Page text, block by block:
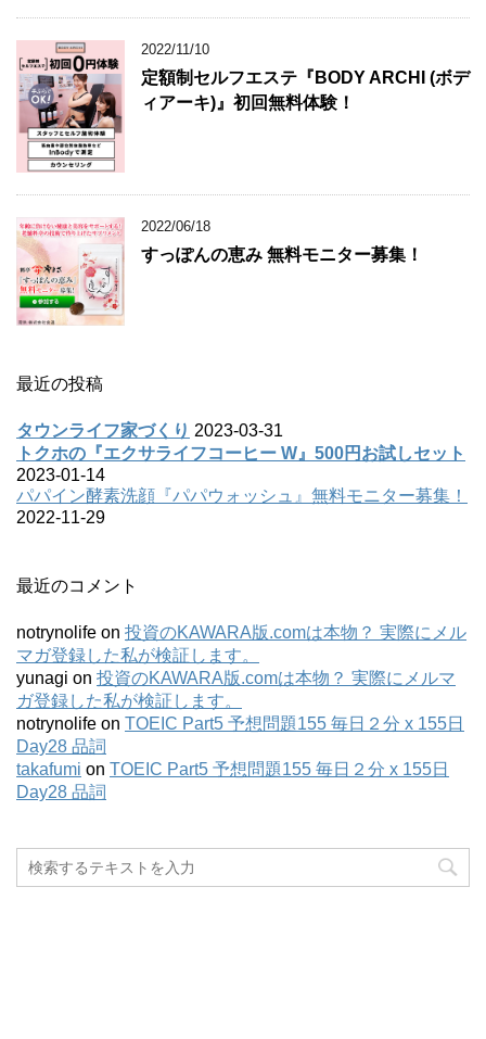
2022/11/10
定額制セルフエステ『BODY ARCHI (ボデ
ィアーキ)』初回無料体験！
2022/06/18
すっぽんの恵み 無料モニター募集！
最近の投稿
タウンライフ家づくり 2023-03-31
トクホの『エクサライフコーヒー W』500円お試しセット
2023-01-14
パパイン酵素洗顔『パパウォッシュ』無料モニター募集！
2022-11-29
最近のコメント
notrynolife on 投資のKAWARA版.comは本物？ 実際にメル
マガ登録した私が検証します。
yunagi on 投資のKAWARA版.comは本物？ 実際にメルマ
ガ登録した私が検証します。
notrynolife on TOEIC Part5 予想問題155 毎日２分 x 155日
Day28 品詞
takafumi on TOEIC Part5 予想問題155 毎日２分 x 155日
Day28 品詞